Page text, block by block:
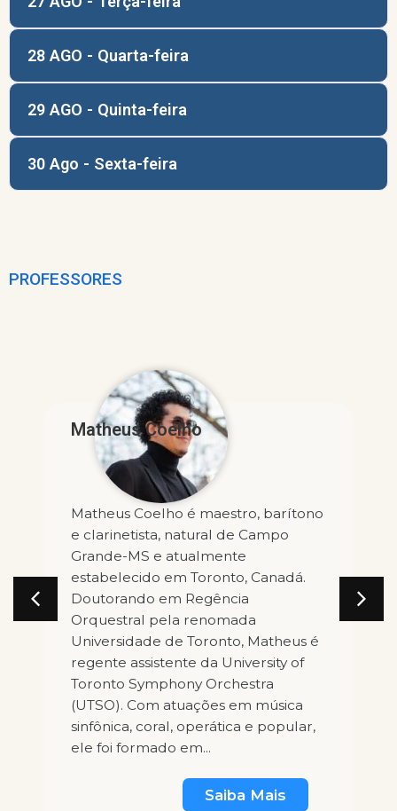
28 AGO - Quarta-feira
29 AGO - Quinta-feira
30 Ago - Sexta-feira
PROFESSORES
Ana Letícia Barros
Atualmente é Professora de
Percussão e Música de Câmara da
UNIRIO e Professora da Pós-
Graduação Profissional – PROEMUS.
Timpanista e chefe de naipe da
Orquestra Sinfônica de Mulheres do
Brasil. Desenvolve um extenso
estudo sobre a técnica de seis
baquetas, com diversas obras
brasileiras encomendadas e
estreadas por ela. Já...
Saiba Mais